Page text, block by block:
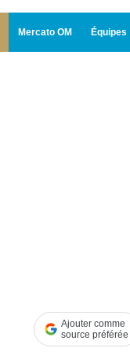
Mercato OM Équipes
Ajouter comme
source préférée